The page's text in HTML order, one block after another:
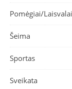
Pomėgiai/
Šeima
Sportas
Sveikata